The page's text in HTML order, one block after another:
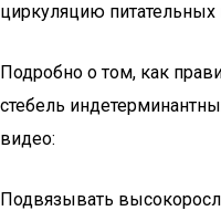
циркуляцию питательных
Подробно о том, как
стебель
видео:
Подвязывать